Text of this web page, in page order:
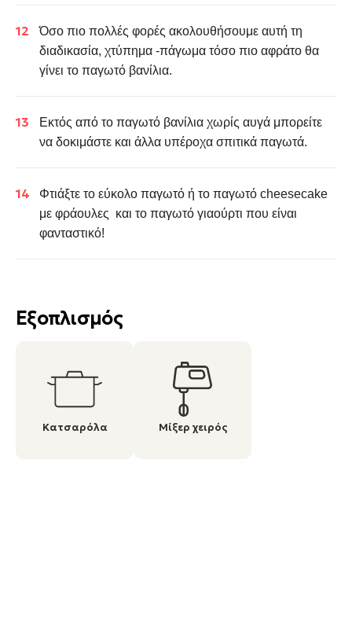
Εξοπλισμός
Κατσαρόλα Μίξερ χειρός
Όσο πιο πολλές φορές ακολουθήσουμε αυτή τη
διαδικασία, χτύπημα -πάγωμα τόσο πιο αφράτο θα
γίνει το παγωτό βανίλια.
Εκτός από το παγωτό βανίλια χωρίς αυγά μπορείτε
να δοκιμάστε και άλλα υπέροχα σπιτικά παγωτά.
Φτιάξτε το εύκολο παγωτό ή το παγωτό cheesecake
με φράουλες και το παγωτό γιαούρτι που είναι
φανταστικό!